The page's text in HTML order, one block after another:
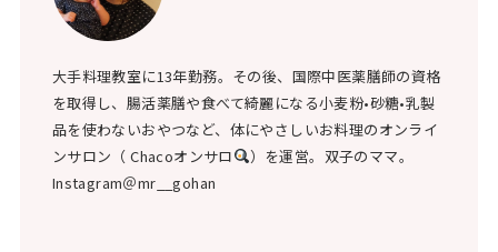
大手料理教室に13年勤務。その後、国際中医薬膳師の資格
を取得し、腸活薬膳や食べて綺麗になる小麦粉•砂糖•乳製
品を使わないおやつなど、体にやさしいお料理のオンライ
ンサロン（ Chacoオンサロ
）を運営。双子のママ。
Instagram＠mr__gohan